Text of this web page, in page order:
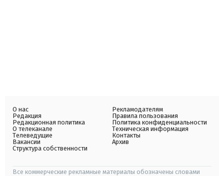
О нас
Редакция
Редакционная политика
О телеканале
Телеведущие
Вакансии
Структура собственности
Рекламодателям
Правила пользования
Политика конфиденциальности
Техническая информация
Контакты
Архив
Все коммерческие рекламные материалы обозначены словами